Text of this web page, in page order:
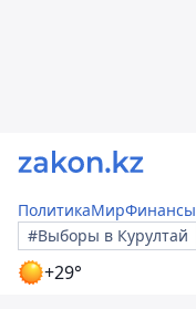
ПолитикаМирФинансы
#Выборы в Курултай
+29°